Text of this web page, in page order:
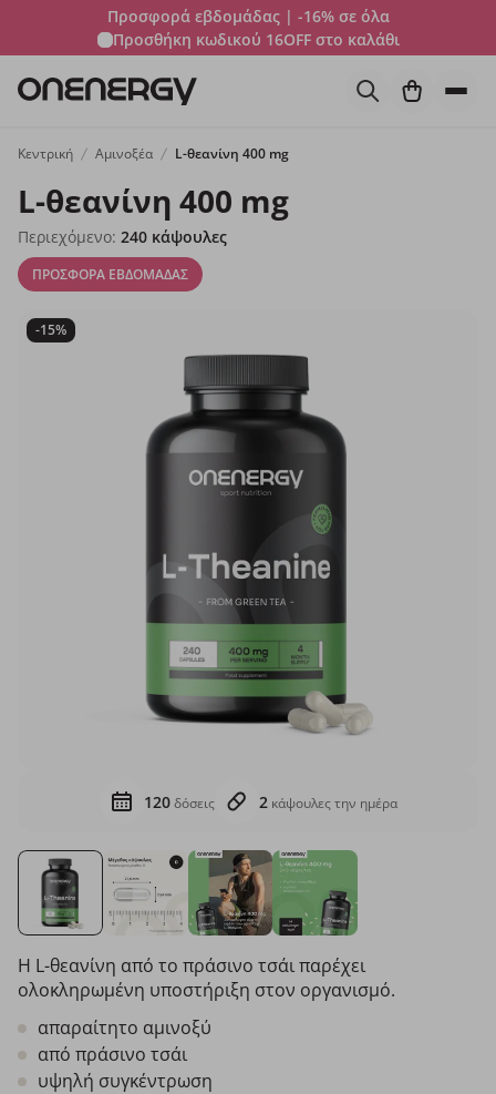
Προσφορά εβδομάδας | -16% σε όλα
Προσθήκη κωδικού 16OFFστο καλάθι
Κεντρική Αμινοξέα L-θεανίνη 400 mg
L-θεανίνη 400 mg
Περιεχόμενο: 240 κάψουλες
ΠΡΟΣΦΟΡΑ ΕΒΔΟΜΑΔΑΣ
-15%
120δόσεις 2κάψουλες την ημέρα
Η L-θεανίνη από το πράσινο τσάι παρέχει
ολοκληρωμένη υποστήριξη στον οργανισμό.
απαραίτητο αμινοξύ
από πράσινο τσάι
υψηλή συγκέντρωση